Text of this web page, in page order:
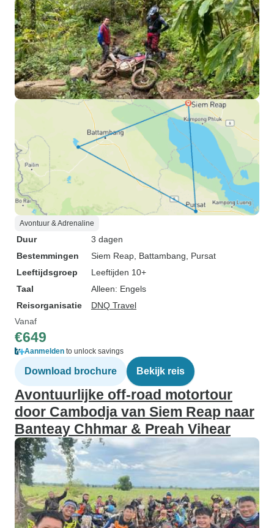
Avontuur & Adrenaline
Duur
3 dagen
Bestemmingen
Siem Reap , Battambang , Pursat
Leeftijdsgroep
Leeftijden 10+
Taal
Alleen: Engels
Reisorganisatie
DNQ Travel
Vanaf
€649
Aanmelden to unlock savings
Download brochure Bekijk reis
Avontuurlijke off-road motortour
door Cambodja van Siem Reap naar
Banteay Chhmar & Preah Vihear